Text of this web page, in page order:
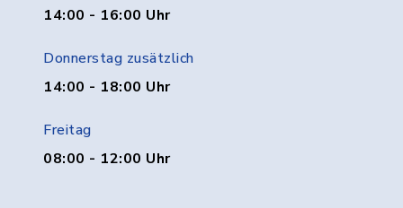
14:00 - 16:00 Uhr
Donnerstag zusätzlich
14:00 - 18:00 Uhr
Freitag
08:00 - 12:00 Uhr